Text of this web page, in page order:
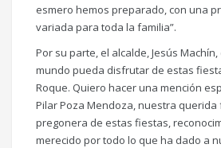
esmero hemos preparado, con una
variada para toda la familia”.
Por su parte, el alcalde, Jesús
mundo pueda disfrutar de estas
Roque. Quiero hacer una mención
Pilar Poza Mendoza, nuestra querida
pregonera de estas fiestas,
merecido por todo lo que ha dado a